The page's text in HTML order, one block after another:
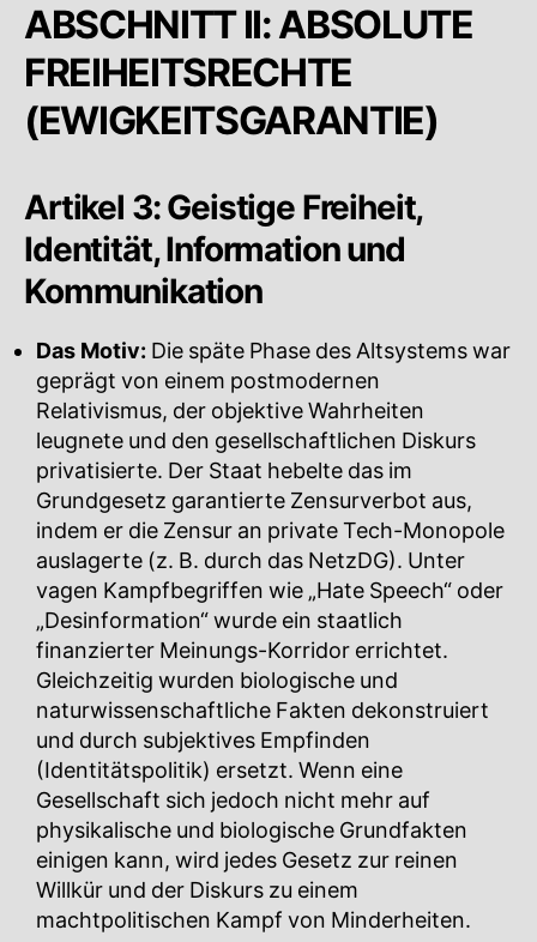
ABSCHNITT II: ABSOLUTE
FREIHEITSRECHTE
(EWIGKEITSGARANTIE)
Artikel 3: Geistige Freiheit,
Identität, Information und
Kommunikation
Das Motiv: Die späte Phase des Altsystems war
geprägt von einem postmodernen
Relativismus, der objektive Wahrheiten
leugnete und den gesellschaftlichen Diskurs
privatisierte. Der Staat hebelte das im
Grundgesetz garantierte Zensurverbot aus,
indem er die Zensur an private Tech-Monopole
auslagerte (z. B. durch das NetzDG). Unter
vagen Kampfbegriffen wie „Hate Speech“ oder
„Desinformation“ wurde ein staatlich
finanzierter Meinungs-Korridor errichtet.
Gleichzeitig wurden biologische und
naturwissenschaftliche Fakten dekonstruiert
und durch subjektives Empfinden
(Identitätspolitik) ersetzt. Wenn eine
Gesellschaft sich jedoch nicht mehr auf
physikalische und biologische Grundfakten
einigen kann, wird jedes Gesetz zur reinen
Willkür und der Diskurs zu einem
machtpolitischen Kampf von Minderheiten.